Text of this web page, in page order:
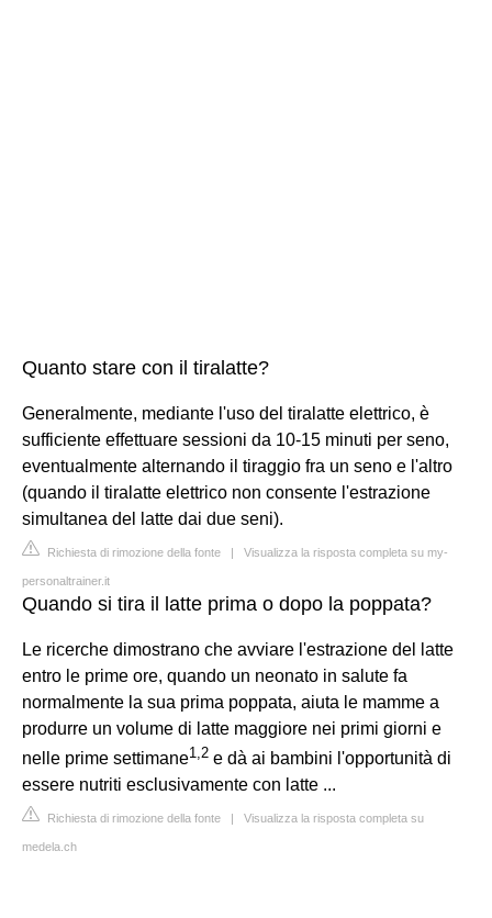
Quanto stare con il tiralatte?
Generalmente, mediante l'uso del tiralatte elettrico, è
sufficiente effettuare sessioni da 10-15 minuti per seno,
eventualmente alternando il tiraggio fra un seno e l'altro
(quando il tiralatte elettrico non consente l'estrazione
simultanea del latte dai due seni).
Richiesta di rimozione della fonte | Visualizza la risposta completa su my-
personaltrainer.it
Quando si tira il latte prima o dopo la poppata?
Le ricerche dimostrano che avviare l'estrazione del latte
entro le prime ore, quando un neonato in salute fa
normalmente la sua prima poppata, aiuta le mamme a
produrre un volume di latte maggiore nei primi giorni e
nelle prime settimane1,2 e dà ai bambini l'opportunità di
essere nutriti esclusivamente con latte ...
Richiesta di rimozione della fonte Visualizza la risposta completa su
medela.ch